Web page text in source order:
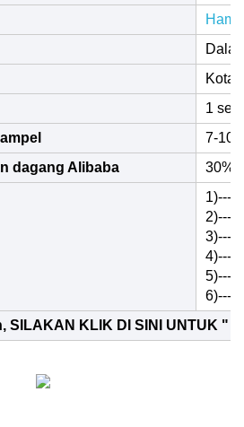
1 set
7-10
dagang Alibaba
30%
1)---
2)---
3)---
4)---
5)---
6)---
SILAKAN KLIK DI SINI UNTUK "